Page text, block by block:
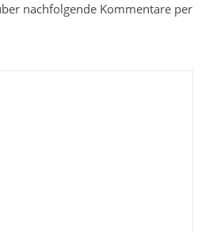
nachfolgende Kommentare per